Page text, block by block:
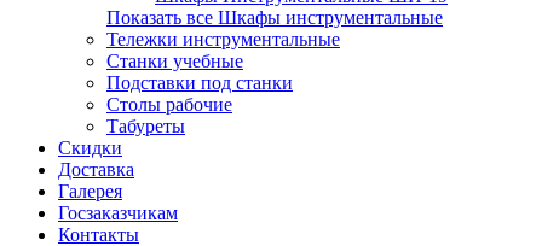
Показать все Шкафы инструментальные
Тележки инструментальные
Станки учебные
Подставки под станки
Столы рабочие
Табуреты
Скидки
Доставка
Галерея
Госзаказчикам
Контакты